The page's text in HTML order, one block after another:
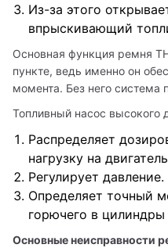
Из-за этого
впрыскивающий
Основная функция ремня
пункте, ведь именно он
момента. Без него система
Топливный насос высокого
Распределяет
нагрузку на
Регулирует давление.
Определяет точный
горючего в цилиндры
Основные неисправности